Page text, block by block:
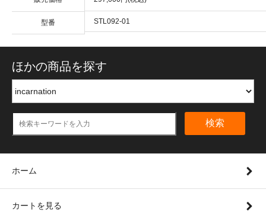
型番 STL092-01
ほかの商品を探す
検索
ホーム
カートを見る